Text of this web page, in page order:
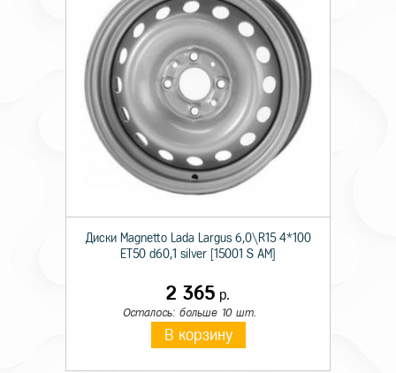
Диски Magnetto Lada Largus 6,0\R15 4*100
ET50 d60,1 silver [15001 S AM]
2 365 р.
Осталось: больше 10 шт.
В корзину